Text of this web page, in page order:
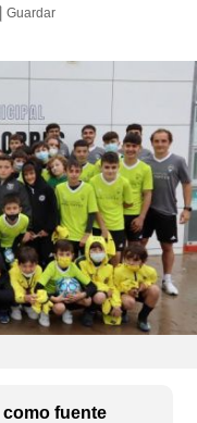
Guardar
como fuente